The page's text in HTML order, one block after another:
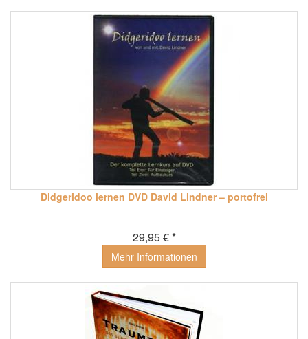
Didgeridoo lernen DVD David Lindner – portofrei
29,95 € *
Mehr Informationen